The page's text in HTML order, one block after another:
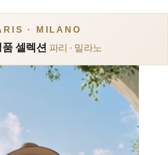
· MILANO
셀렉션 파리 · 밀라노